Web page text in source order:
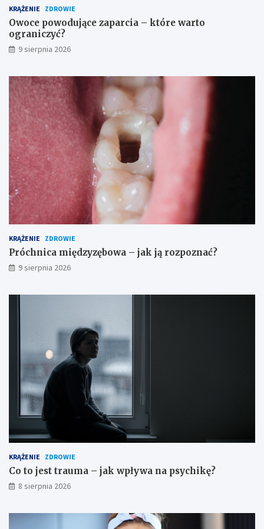
p
y
–
c
o
o
m
a
g
a
?
p
r
z
e
c
w
w
s
k
a
z
a
n
i
a
ś
r
o
d
k
i
o
KRĄŻENIE ZDROWIE
Owoce powodujące zaparcia – które warto
ograniczyć?
9 sierpnia 2026
KRĄŻENIE ZDROWIE
Próchnica międzyzębowa – jak ją rozpoznać?
9 sierpnia 2026
KRĄŻENIE ZDROWIE
Co to jest trauma – jak wpływa na psychikę?
8 sierpnia 2026